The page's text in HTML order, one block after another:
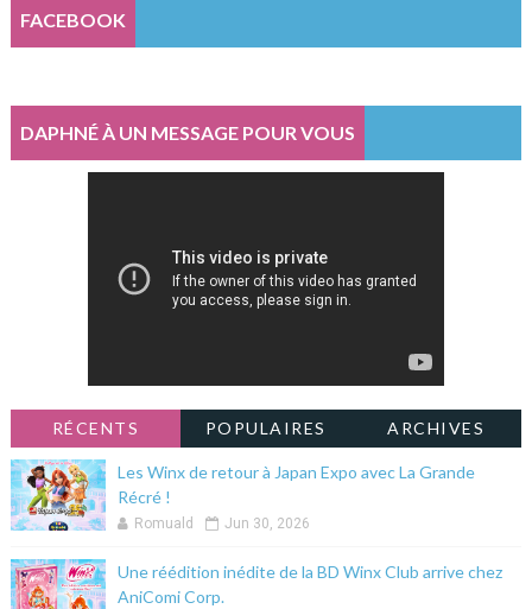
FACEBOOK
DAPHNÉ À UN MESSAGE POUR VOUS
RÉCENTS POPULAIRES ARCHIVES
Les Winx de retour à Japan Expo avec La Grande
Récré !
Romuald Jun 30, 2026
Une réédition inédite de la BD Winx Club arrive chez
AniComi Corp.